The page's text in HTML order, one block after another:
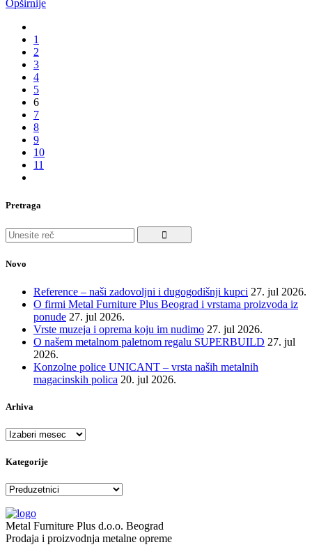
Opširnije
1
2
3
4
5
6
7
8
9
10
11
Pretraga
Search
for:
Novo
Reference – naši zadovoljni i dugogodišnji kupci 27. jul 2026.
O firmi Metal Furniture Plus Beograd i vrstama proizvoda iz
ponude 27. jul 2026.
Vrste muzeja i oprema koju im nudimo 27. jul 2026.
O našem metalnom paletnom regalu SUPERBUILD 27. jul
2026.
Konzolne police UNICANT – vrsta naših metalnih
magacinskih polica 20. jul 2026.
Arhiva
Arhiva
Kategorije
Kategorije
Metal Furniture Plus d.o.o. Beograd
Prodaja i proizvodnja metalne opreme